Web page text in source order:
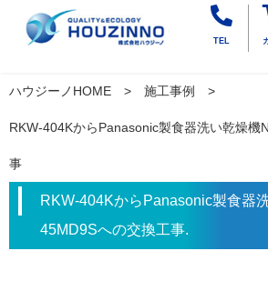
TEL
ハウジーノHOME 施工事例
RKW-404KからPanasonic製食器洗い乾燥機
事
RKW-404KからPanasonic製食器
45MD9Sへの交換工事.